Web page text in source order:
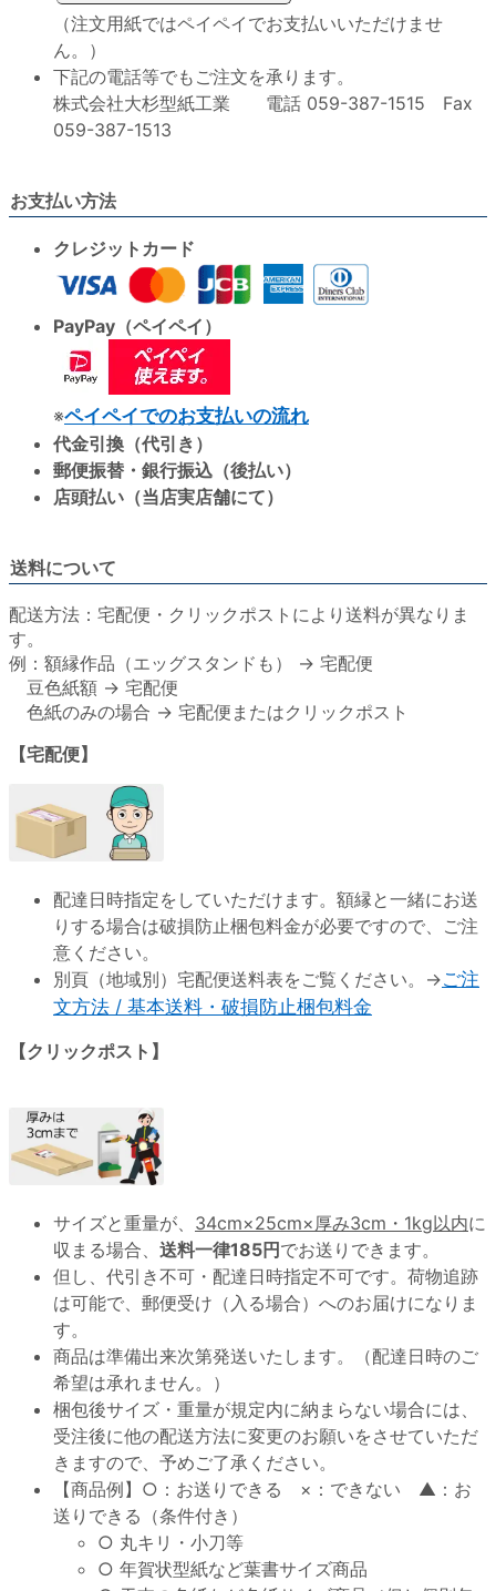
（注文用紙ではペイペイでお支払いいただけませ
ん。）
下記の電話等でもご注文を承ります。
株式会社大杉型紙工業 電話 059-387-1515 Fax
059-387-1513
お支払い方法
クレジットカード
PayPay（ペイペイ）
※ペイペイでのお支払いの流れ
代金引換（代引き）
郵便振替・銀行振込（後払い）
店頭払い（当店実店舗にて）
送料について
配送方法：宅配便・クリックポストにより送料が異なりま
す。
例：額縁作品（エッグスタンドも） → 宅配便
豆色紙額 → 宅配便
色紙のみの場合 → 宅配便またはクリックポスト
【宅配便】
配達日時指定をしていただけます。額縁と一緒にお送
りする場合は破損防止梱包料金が必要ですので、ご注
意ください。
別頁（地域別）宅配便送料表をご覧ください。→ご注
文方法 / 基本送料・破損防止梱包料金
【クリックポスト】
サイズと重量が、 34cm×25cm×厚み3cm・1kg以内に
収まる場合、 送料一律185円 でお送りできます。
但し、代引き不可・配達日時指定不可です。荷物追跡
は可能で、郵便受け（入る場合）へのお届けになりま
す。
商品は準備出来次第発送いたします。（配達日時のご
希望は承れません。）
梱包後サイズ・重量が規定内に納まらない場合には、
受注後に他の配送方法に変更のお願いをさせていただ
きますので、予めご了承ください。
【商品例】○：お送りできる ×：できない ▲：お
送りできる（条件付き）
○ 丸キリ・小刀等
○ 年賀状型紙など葉書サイズ商品